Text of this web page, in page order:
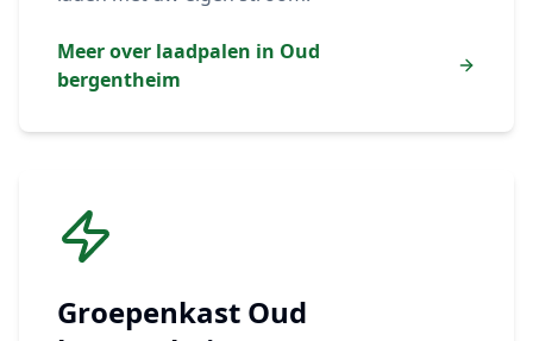
Meer over laadpalen in Oud
bergentheim
Groepenkast Oud